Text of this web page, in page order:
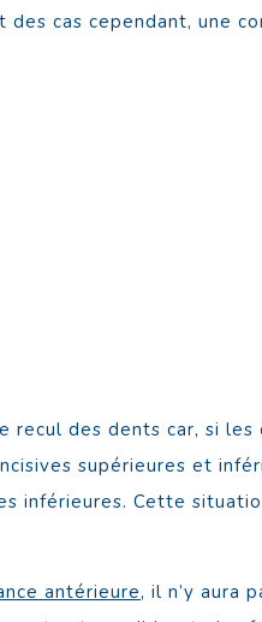
cas cependant, une
recul des dents car, si les
supérieures et
inférieures. Cette
antérieure, il n’y aura